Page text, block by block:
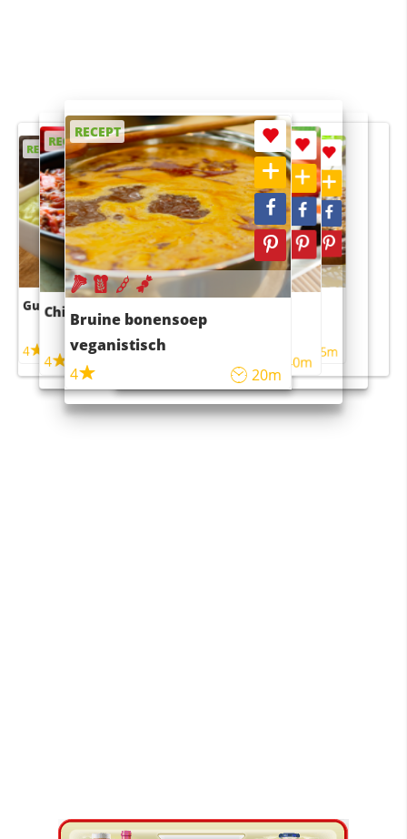
RECEPT
Guacamole
4
RECEPT
Chili con carne
4
RECEPT
Bruine bonensoep
veganistisch
4
20m
RECEPT
Sushi rijstsalade
maaltijdsalade
40m
RECEPT
4 55m